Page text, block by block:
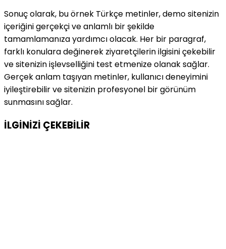
Sonuç olarak, bu örnek Türkçe metinler, demo sitenizin
içeriğini gerçekçi ve anlamlı bir şekilde
tamamlamanıza yardımcı olacak. Her bir paragraf,
farklı konulara değinerek ziyaretçilerin ilgisini çekebilir
ve sitenizin işlevselliğini test etmenize olanak sağlar.
Gerçek anlam taşıyan metinler, kullanıcı deneyimini
iyileştirebilir ve sitenizin profesyonel bir görünüm
sunmasını sağlar.
İLGİNİZİ ÇEKEBİLİR